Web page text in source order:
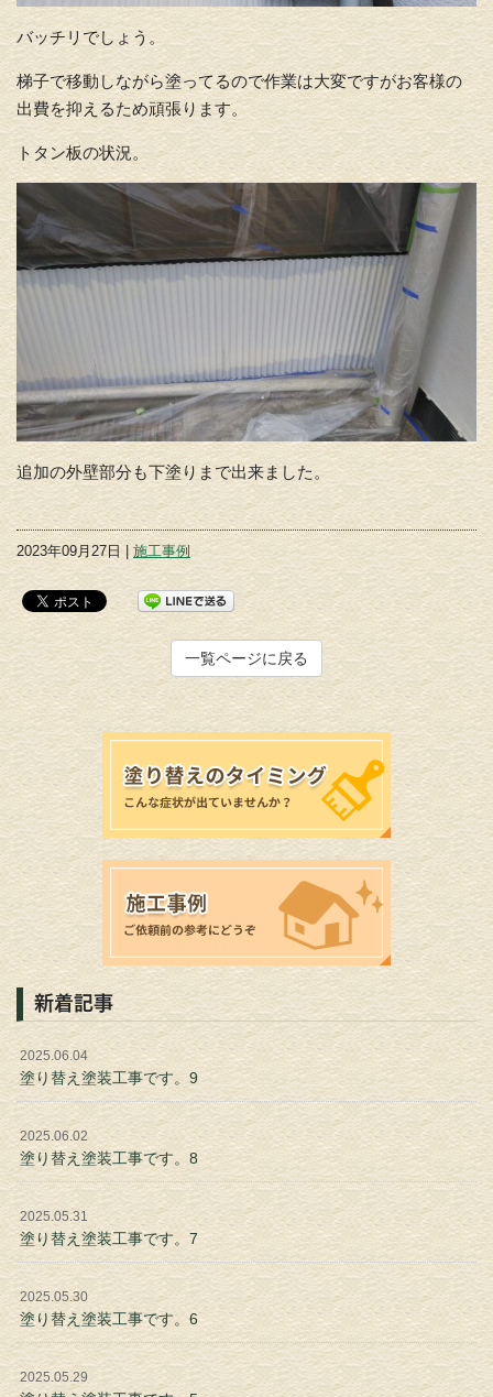
バッチリでしょう。
梯子で移動しながら塗ってるので作業は大変ですがお客様の
出費を抑えるため頑張ります。
トタン板の状況。
追加の外壁部分も下塗りまで出来ました。
2023年09月27日 | 施工事例
一覧ページに戻る
新着記事
2025.06.04
塗り替え塗装工事です。9
2025.06.02
塗り替え塗装工事です。8
2025.05.31
塗り替え塗装工事です。7
2025.05.30
塗り替え塗装工事です。6
2025.05.29